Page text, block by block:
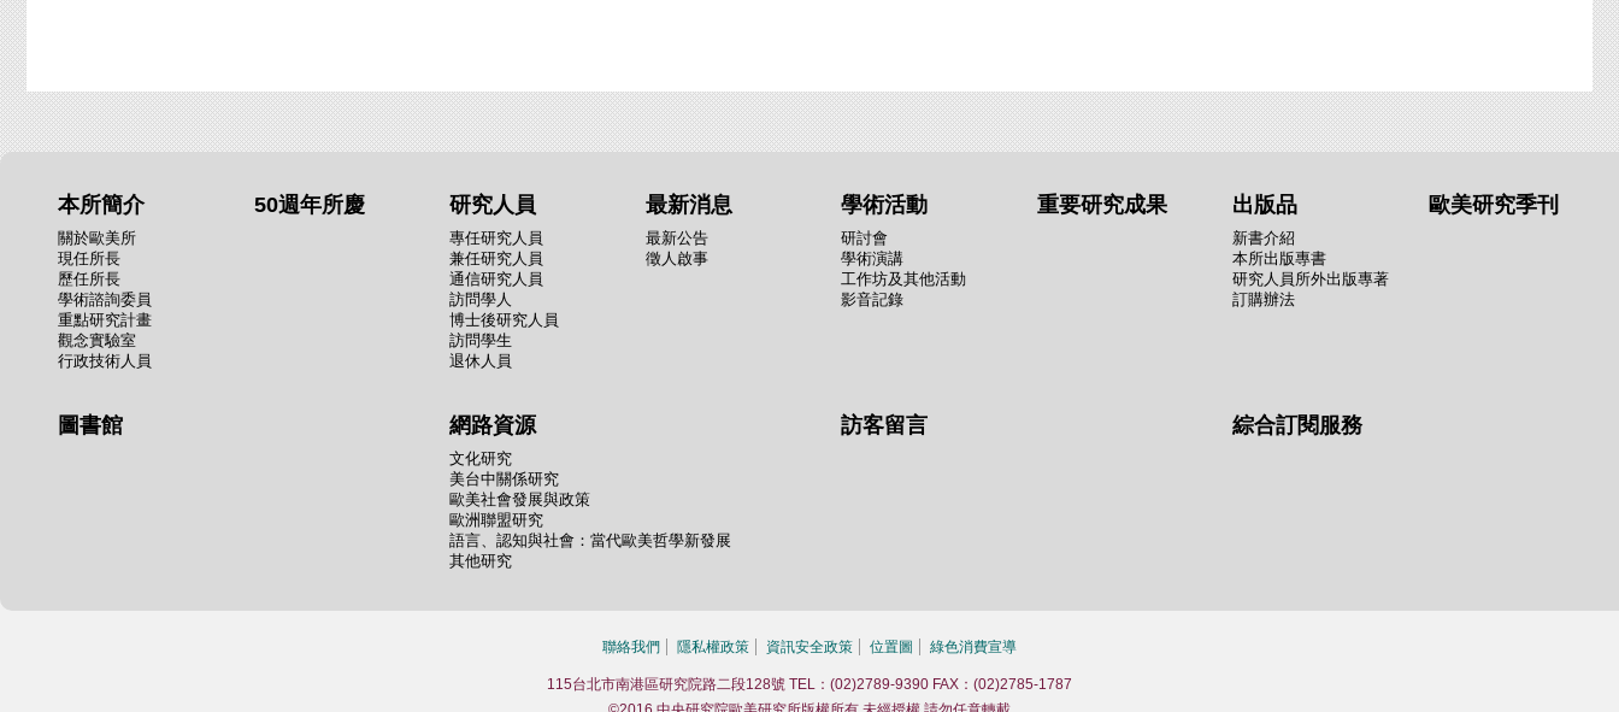
本所簡介
關於歐美所
現任所長
歷任所長
學術諮詢委員
重點研究計畫
觀念實驗室
行政技術人員
50週年所慶 研究人員
專任研究人員
兼任研究人員
通信研究人員
訪問學人
博士後研究人員
訪問學生
退休人員
最新消息
最新公告
徵人啟事
學術活動
研討會
學術演講
工作坊及其他活動
影音記錄
重要研究成果 出版品
新書介紹
本所出版專書
研究人員所外出版專著
訂購辦法
歐美研究季刊
圖書館 網路資源
文化研究
美台中關係研究
歐美社會發展與政策
歐洲聯盟研究
語言、認知與社會：當代歐美哲學新發展
其他研究
訪客留言 綜合訂閱服務
聯絡我們 隱私權政策 資訊安全政策 位置圖 綠色消費宣導
115台北市南港區研究院路二段128號 TEL：(02)2789-9390 FAX：(02)2785-1787